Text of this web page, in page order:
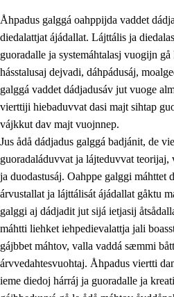
1. Åhpadusá árvvovuodo
1.1 Almasjárvvo
1.2 Identitiehtta ja kultuvralasj
1.3 Lájttális ájádallam ja
1.4 Dahkamávvo, berustibme
1.5 Vieledus luonnduj ja
1.6 Demokratijja ja
Åhpadus galggá oahppijda vaddet
diedalattjat ájádallat. Lájttális ja
guoradalle ja systemáhtalasj vuogijn
hásstalusaj dejvadi, dáhpádusáj,
galggá vaddet dádjadusáv jut vuoge
vierttiji hiebaduvvat dasi majt sihtap
vájkkut dav majt vuojnnep.
Jus ådå dádjadus galggá badjánit, de
guoradaláduvvat ja lájteduvvat teorijaj,
ja duodastusáj. Oahppe galggi máhttet
árvustallat ja lájttálisát ájádallat gåktu
galggi aj dádjadit jut sijá ietjasij
máhtti liehket iehpedievalattja jali
gájbbet máhtov, valla vaddá sæmmi
árvvedahtesvuohtaj. Åhpadus viertti
ieme diedoj hárráj ja guoradalle ja